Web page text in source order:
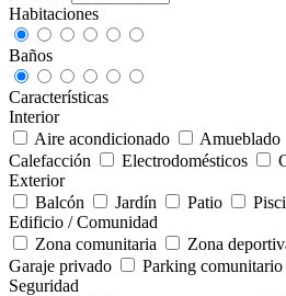
Habitaciones
Baños
Características
Interior
Aire acondicionado
Amueblado
Calefacción
Electrodomésticos
Exterior
Balcón
Jardín Patio
Edificio / Comunidad
Zona comunitaria
Zona
Garaje privado
Parking comunitario
Seguridad